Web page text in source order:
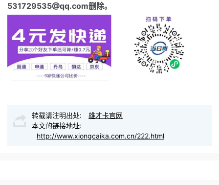
531729535@qq.com删除。
转载请注明出处:
雄才卡官网
本文的链接地址:
http://www.xiongcaika.com.cn/222.html